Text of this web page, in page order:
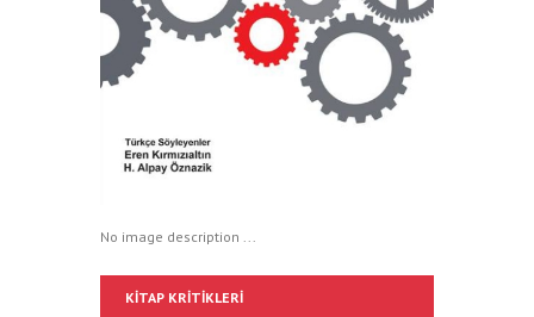
No image description ...
KITAP KRITIKLERI